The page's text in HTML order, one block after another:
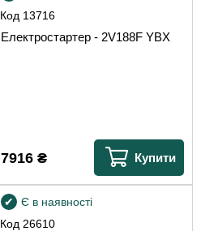
Код 13716
Електростартер - 2V188F YBX
7916₴ Купити
Код 26610
Є в наявності